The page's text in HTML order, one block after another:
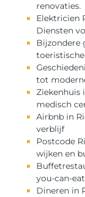
renovaties.
Elektricien
Diensten
Bijzondere
tot
Ziekenhuis
medisch
Airbnb in
verblijf
Postcode
wijken en
you-can-
Dineren in